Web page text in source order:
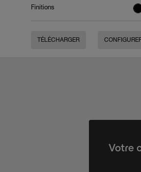
Finitions
TÉLÉCHARGER
Votre